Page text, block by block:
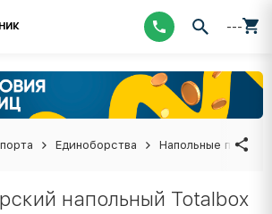
---
Единоборства Напольные
напольный Totalbox